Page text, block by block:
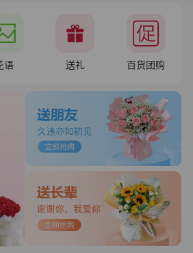
语 送礼 百货团购